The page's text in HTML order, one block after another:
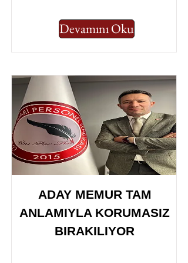
Devamını Oku
ADAY MEMUR TAM
ANLAMIYLA KORUMASIZ
BIRAKILIYOR